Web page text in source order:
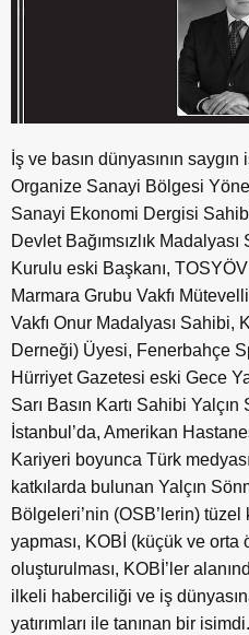
İş ve basın dünyasının
Organize Sanayi Bölgesi
Sanayi Ekonomi Dergisi
Devlet Bağımsızlık
Kurulu eski Başkanı,
Marmara Grubu Vakfı
Vakfı Onur Madalyası Sahibi,
Derneği) Üyesi, Fenerbahçe
Hürriyet Gazetesi eski Gece
Sarı Basın Kartı Sahibi
İstanbul’da, Amerikan
Kariyeri boyunca Türk
katkılarda bulunan Yalçın
Bölgeleri’nin (OSB’lerin)
yapması, KOBİ (küçük ve orta
oluşturulması, KOBİ’ler
ilkeli haberciliği ve iş
yatırımları ile tanınan bir isimdi.